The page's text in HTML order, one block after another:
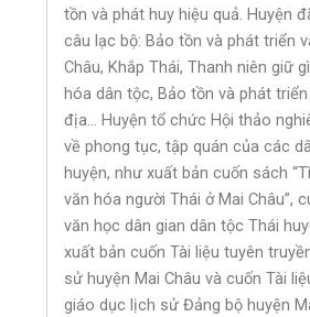
tồn và phát huy hiệu quả. Huyện
câu lạc bộ: Bảo tồn và phát triển
Châu, Khắp Thái, Thanh niên giữ
hóa dân tộc, Bảo tồn và phát
địa… Huyện tổ chức Hội thảo
về phong tục, tập quán của các
huyện, như xuất bản cuốn sách
văn hóa người Thái ở Mai Châu”,
văn học dân gian dân tộc Thái
xuất bản cuốn Tài liệu tuyên
sử huyện Mai Châu và cuốn Tài
giáo dục lịch sử Đảng bộ huyện